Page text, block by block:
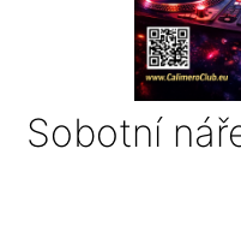
Sobotní